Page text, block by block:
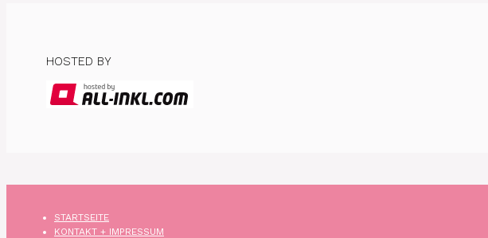
HOSTED BY
STARTSEITE
KONTAKT + IMPRESSUM